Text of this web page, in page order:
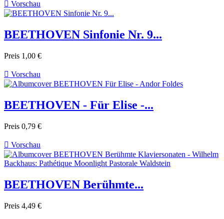
 Vorschau
BEETHOVEN Sinfonie Nr. 9...
Preis 1,00 €
 Vorschau
BEETHOVEN - Für Elise -...
Preis 0,79 €
 Vorschau
BEETHOVEN Berühmte...
Preis 4,49 €